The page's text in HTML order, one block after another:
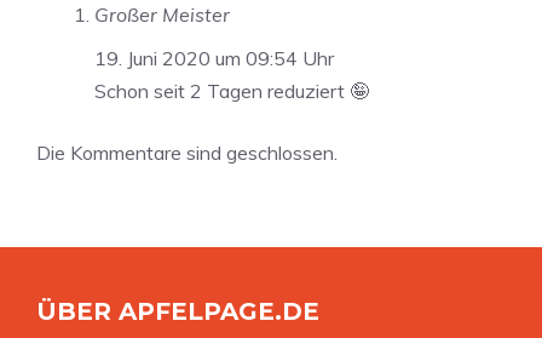
Großer Meister
19. Juni 2020 um 09:54 Uhr
Schon seit 2 Tagen reduziert 🤪
Die Kommentare sind geschlossen.
ÜBER APFELPAGE.DE